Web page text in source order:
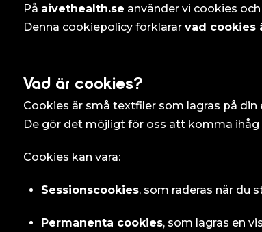
På aivethealth.se använder vi cookies
Denna cookiepolicy förklarar vad cookies
Vad är cookies?
Cookies är små textfiler som lagras på
De gör det möjligt för oss att komma
Cookies kan vara:
Sessionscookies, som raderas när du
Permanenta cookies, som lagras en